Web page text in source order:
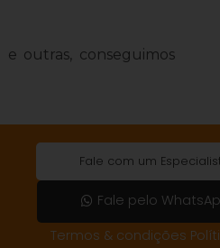
outras, conseguimos
Fale pelo
Termos & condições
Fale com um